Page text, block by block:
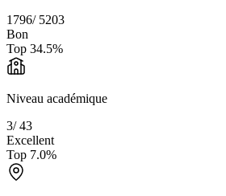
1796/ 5203
Bon
Top 34.5%
Niveau académique
3/43
Excellent
Top 7.0%